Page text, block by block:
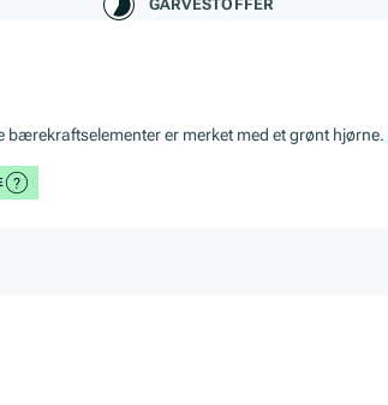
GARVESTOFFER
bærekraftselementer er merket med et grønt hjørne.